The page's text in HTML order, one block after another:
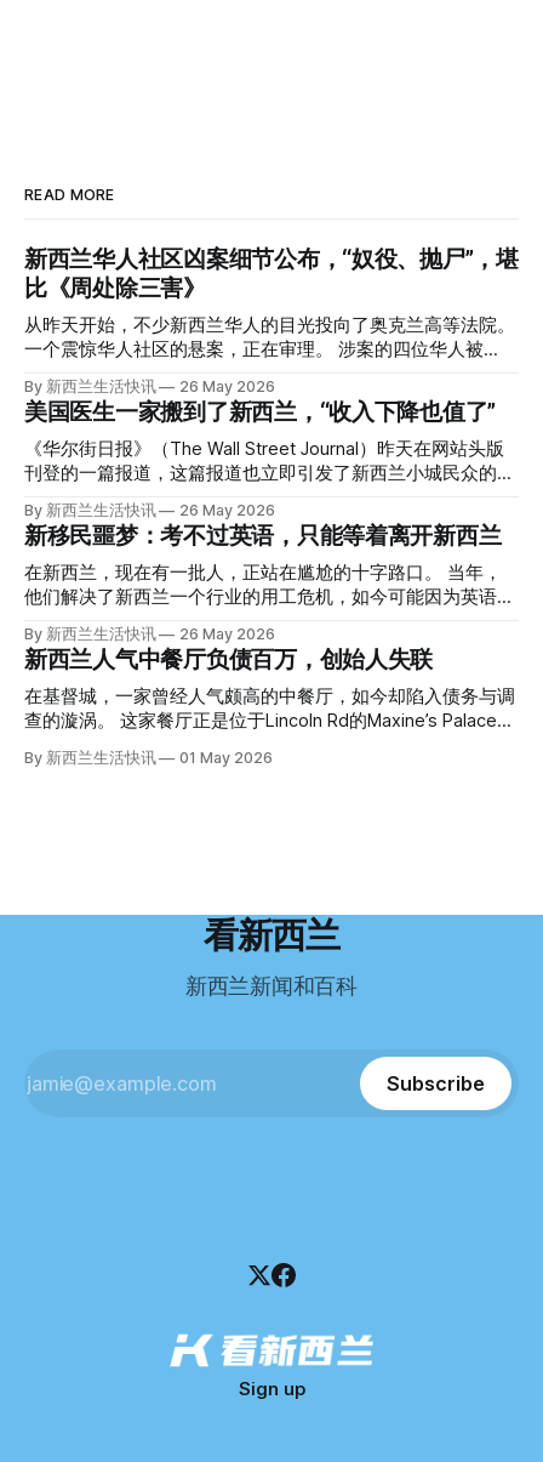
READ MORE
新西兰华人社区凶案细节公布，“奴役、抛尸”，堪
比《周处除三害》
从昨天开始，不少新西兰华人的目光投向了奥克兰高等法院。
一个震惊华人社区的悬案，正在审理。 涉案的四位华人被
告，站在了法庭，被控与一位70岁中国女人的死有关。 事情
的复杂程度，远超人们的想象。 神秘的黑色塑料袋 先让我们
回到2024年3月12日。 新西兰一个名叫Paul Middleton的老
人，在奥克兰Gulf Harbour钓鱼时，发现了一个黑色塑料袋，
里面是一堆衣服。 再扒开衣服，他看到了一只手，一只人
腰部对折，黑色胶带缠着头、手腕和身体，整个人被绑成胎儿
状。 两个10公斤的米袋装满了石头，用胶带死死缠在尸体
上。 死者是亚洲面孔的老年女性，头部、脸、胳膊都有钝器
伤，当时身穿一件“娟燕牌”内衣和黑色长裤。 她是谁？没有人
Operation Parade的案子，开始调查。 米袋泄露秘密 破案的
关键，是两个米袋。这两个塑料米袋里装着用来压住尸体的花
园石头。 每个米袋上都有序列号。 警察一家家查，发现这批
米是在奥克兰北岸一家超市卖的。
By 新西兰生活快讯 26 May 2026
美国医生一家搬到了新西兰，“收入下降也值了”
《华尔街日报》（The Wall Street Journal）昨天在网站头版
刊登的一篇报道，这篇报道也立即引发了新西兰小城民众的兴
趣： “精疲力尽的美国医生，正在离开美国，前往新西兰一座
偏远小镇。” “精疲力尽的美国医生”搬家新西兰 四年前，在加
州拉霍亚（La Jolla）一家医院担任内科医生的Brandon
Williams医生达到了崩溃的边缘。 患者人数激增、医疗人员短
缺、医疗事故诉讼的威胁，以及对患者无力支付医疗费用的忧
（PTSD）。他的其中一位同事甚至因自杀身亡。 他并不想放
弃从医，但他不想再在美国行医了。 于是，他与38岁的妻子
Ellen Williams开始在欧洲寻找更好的选择。 就在那时，他收
到了一封来自新西兰医疗招聘人员的信。 “虽然跑到那个‘与世
义。”现年39岁的加州人Brandon说道。 2024年11月，这家人
By 新西兰生活快讯 26 May 2026
新移民噩梦：考不过英语，只能等着离开新西兰
在新西兰，现在有一批人，正站在尴尬的十字路口。 当年，
他们解决了新西兰一个行业的用工危机，如今可能因为英语考
试，不得不在几年内离开这个国家。 一位移民的无奈感叹：
“如果我们真能考到那个分数，就不会来开公交车了。” 因为英
语，他们一直无法上岸 来自菲律宾的Ryan De Guzman，就是
这批人中的一员。 2023年，当他看到新西兰招聘海外公交司
机的信息时，几乎没有犹豫就提交了申请。 “我听说这里气候
年3月抵达奥克兰。 当时心里盘算着：努力工作两年，申请居
所需的英语门槛。 De Guzman选择了另一项考试——
Pearson Test of English，最终成绩是45分，而申请要求是58
By 新西兰生活快讯 26 May 2026
新西兰人气中餐厅负债百万，创始人失联
在基督城，一家曾经人气颇高的中餐厅，如今却陷入债务与调
查的漩涡。 这家餐厅正是位于Lincoln Rd的Maxine’s Palace。
其背后的公司已进入清算程序，债务总额接近100万纽币，而
引人关注的是——清算人目前无法联系到创始人本人。 今年3
纽币，员工索赔金额仍在核算中。 整体债务规模，已经逼近
这导致公司财务记录尚未完全掌握，资产处置是否合理仍待核
在核查资产出售是否符合市
By 新西兰生活快讯 01 May 2026
看新西兰
新西兰新闻和百科
Subscribe
Sign up